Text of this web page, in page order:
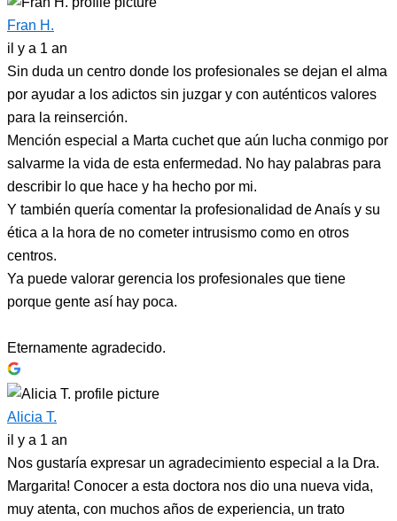
Fran H.
il y a 1 an
Sin duda un centro donde los profesionales se dejan el alma
por ayudar a los adictos sin juzgar y con auténticos valores
para la reinserción.
Mención especial a Marta cuchet que aún lucha conmigo por
salvarme la vida de esta enfermedad. No hay palabras para
describir lo que hace y ha hecho por mi.
Y también quería comentar la profesionalidad de Anaís y su
ética a la hora de no cometer intrusismo como en otros
centros.
Ya puede valorar gerencia los profesionales que tiene
porque gente así hay poca.
Eternamente agradecido.
Alicia T.
il y a 1 an
Nos gustaría expresar un agradecimiento especial a la Dra.
Margarita! Conocer a esta doctora nos dio una nueva vida,
muy atenta, con muchos años de experiencia, un trato